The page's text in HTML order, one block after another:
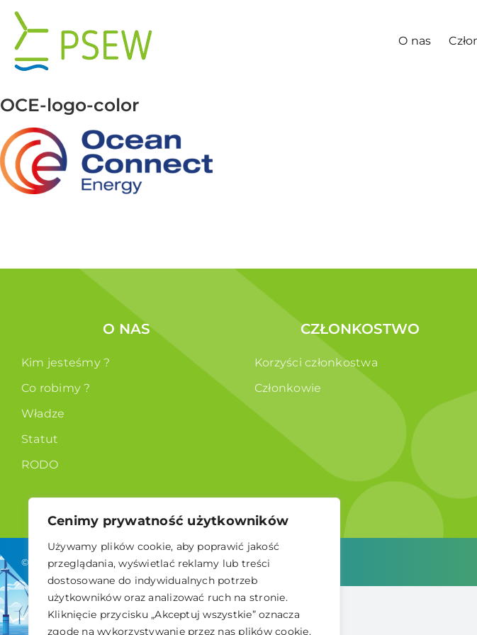
Cenimy prywatność użytkowników
Używamy plików cookie, aby poprawić jakość
przeglądania, wyświetlać reklamy lub treści
dostosowane do indywidualnych potrzeb
użytkowników oraz analizować ruch na stronie.
Kliknięcie przycisku „Akceptuj wszystkie” oznacza
zgodę na wykorzystywanie przez nas plików cookie.
Przejdź
zawartości
O nas
OCE-logo-color
O NAS
Kim jesteśmy ?
Co robimy ?
Władze
Statut
RODO
CZŁONKOSTWO
Korzyści członkostwa
Członkowie
© 2026 Polskie Stowarzyszenie Energetyki Wiatrowej